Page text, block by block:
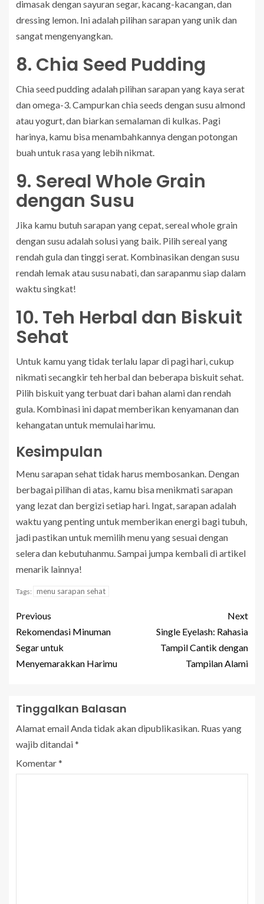
dimasak dengan sayuran segar, kacang-kacangan, dan
dressing lemon. Ini adalah pilihan sarapan yang unik dan
sangat mengenyangkan.
8. Chia Seed Pudding
Chia seed pudding adalah pilihan sarapan yang kaya serat
dan omega-3. Campurkan chia seeds dengan susu almond
atau yogurt, dan biarkan semalaman di kulkas. Pagi
harinya, kamu bisa menambahkannya dengan potongan
buah untuk rasa yang lebih nikmat.
9. Sereal Whole Grain
dengan Susu
Jika kamu butuh sarapan yang cepat, sereal whole grain
dengan susu adalah solusi yang baik. Pilih sereal yang
rendah gula dan tinggi serat. Kombinasikan dengan susu
rendah lemak atau susu nabati, dan sarapanmu siap dalam
waktu singkat!
10. Teh Herbal dan Biskuit
Sehat
Untuk kamu yang tidak terlalu lapar di pagi hari, cukup
nikmati secangkir teh herbal dan beberapa biskuit sehat.
Pilih biskuit yang terbuat dari bahan alami dan rendah
gula. Kombinasi ini dapat memberikan kenyamanan dan
kehangatan untuk memulai harimu.
Kesimpulan
Menu sarapan sehat tidak harus membosankan. Dengan
berbagai pilihan di atas, kamu bisa menikmati sarapan
yang lezat dan bergizi setiap hari. Ingat, sarapan adalah
waktu yang penting untuk memberikan energi bagi tubuh,
jadi pastikan untuk memilih menu yang sesuai dengan
selera dan kebutuhanmu. Sampai jumpa kembali di artikel
menarik lainnya!
Tags: menu sarapan sehat
Previous
Rekomendasi Minuman
Segar untuk
Menyemarakkan Harimu
Next
Single Eyelash: Rahasia
Tampil Cantik dengan
Tampilan Alami
Tinggalkan Balasan
Alamat email Anda tidak akan dipublikasikan. Ruas yang
wajib ditandai*
Komentar*